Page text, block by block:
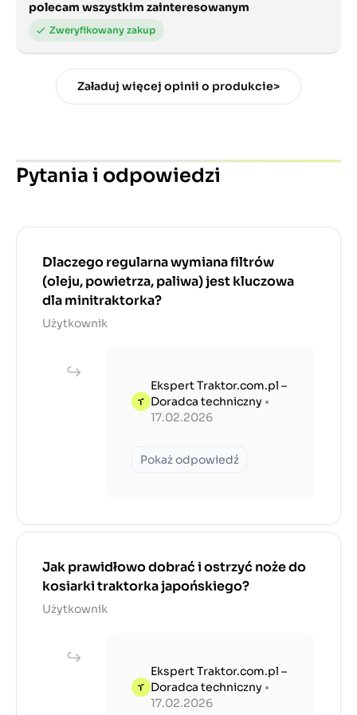
polecam wszystkim zainteresowanym
Załaduj więcej opinii o produkcie>
Pytania i odpowiedzi
Dlaczego regularna wymiana filtrów
(oleju, powietrza, paliwa) jest kluczowa
dla minitraktorka?
Użytkownik
Ekspert Traktor.com.pl –
Doradca techniczny •
17.02.2026
Pokaż odpowiedź
Jak prawidłowo dobrać i ostrzyć noże do
kosiarki traktorka japońskiego?
Użytkownik
Ekspert Traktor.com.pl –
Doradca techniczny •
17.02.2026